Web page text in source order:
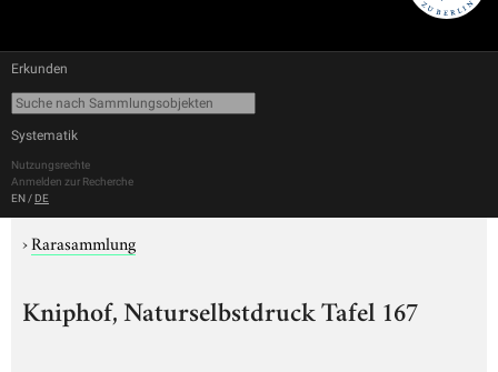
Erkunden
Systematik
Nutzungsrechte
Anmelden zur Recherche
EN / DE
›Rarasammlung
Kniphof, Naturselbstdruck Tafel 167